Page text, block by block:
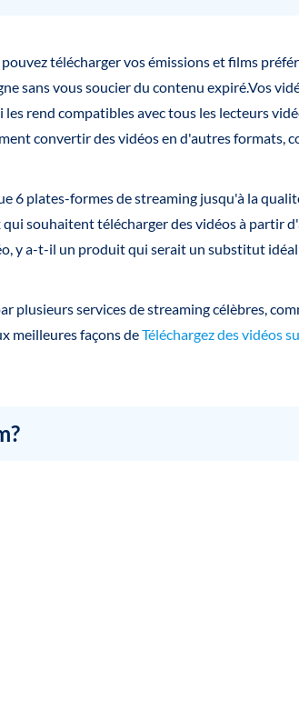
télécharger vos émissions et films
sans vous soucier du contenu expiré.Vos
rend compatibles avec tous les lecteurs
convertir des vidéos en d'autres formats,
6 plates-formes de streaming jusqu'à la
souhaitent télécharger des vidéos à partir
y a-t-il un produit qui serait un substitut
plusieurs services de streaming célèbres,
meilleures façons deTéléchargez des vidéos